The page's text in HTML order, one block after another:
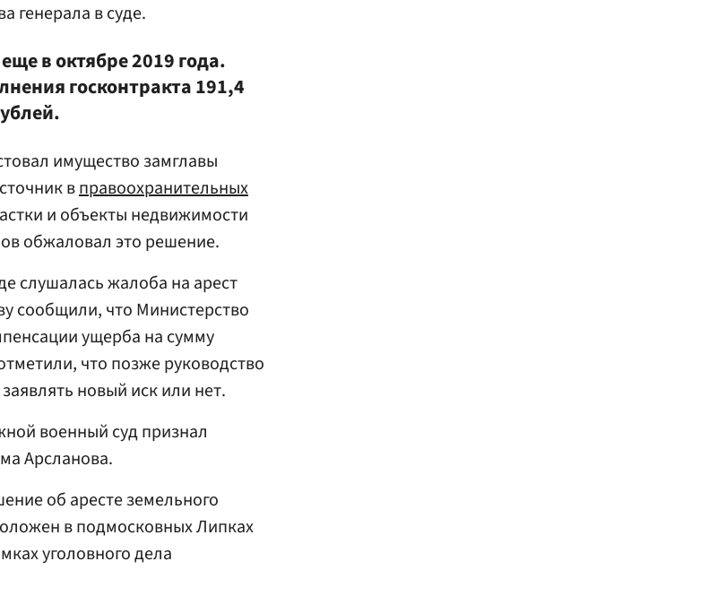
генерала в суде.
в октябре 2019 года.
госконтракта 191,4
имущество замглавы
вправоохранительных
и объекты недвижимости
обжаловал это решение.
слушалась жалоба на арест
сообщили, что Министерство
ущерба на сумму
что позже руководство
новый иск или нет.
военный суд признал
Арсланова.
об аресте земельного
в подмосковных Липках
уголовного дела